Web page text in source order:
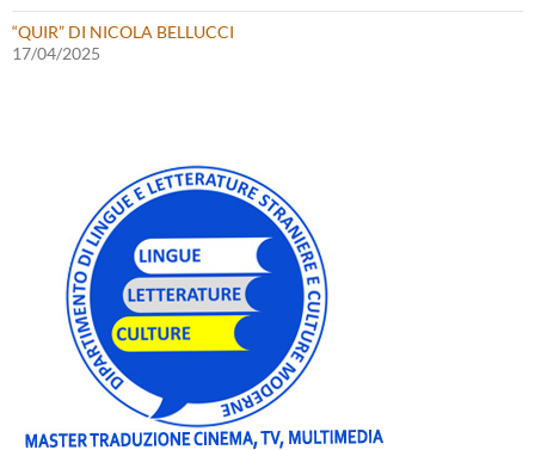
“QUIR” DI NICOLA BELLUCCI
17/04/2025